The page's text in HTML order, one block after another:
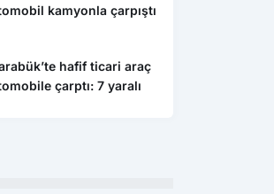
Gündem
Hopa açıklarında Silahlı İnsansız
kamyonla çarpıştı
hafif ticari araç
çarptı: 7 yaralı